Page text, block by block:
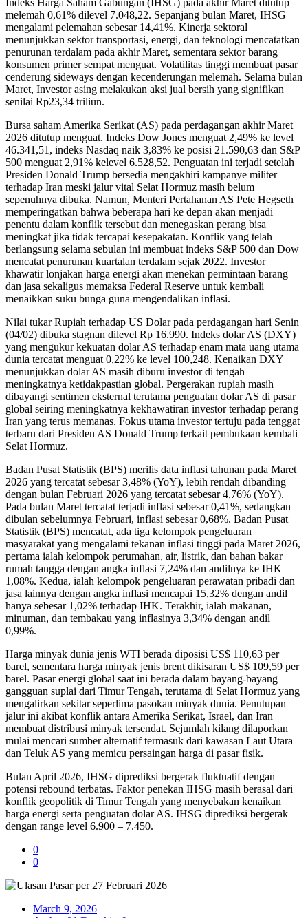
Indeks Harga Saham Gabungan (IHSG) pada akhir Maret ditutup
melemah 0,61% dilevel 7.048,22. Sepanjang bulan Maret, IHSG
mengalami pelemahan sebesar 14,41%. Kinerja sektoral
menunjukkan sektor transportasi, energi, dan teknologi mencatatkan
penurunan terdalam pada akhir Maret, sementara sektor barang
konsumen primer sempat menguat. Volatilitas tinggi membuat pasar
cenderung sideways dengan kecenderungan melemah. Selama bulan
Maret, Investor asing melakukan aksi jual bersih yang signifikan
senilai Rp23,34 triliun.
Bursa saham Amerika Serikat (AS) pada perdagangan akhir Maret
2026 ditutup menguat. Indeks Dow Jones menguat 2,49% ke level
46.341,51, indeks Nasdaq naik 3,83% ke posisi 21.590,63 dan S&P
500 menguat 2,91% kelevel 6.528,52. Penguatan ini terjadi setelah
Presiden Donald Trump bersedia mengakhiri kampanye militer
terhadap Iran meski jalur vital Selat Hormuz masih belum
sepenuhnya dibuka. Namun, Menteri Pertahanan AS Pete Hegseth
memperingatkan bahwa beberapa hari ke depan akan menjadi
penentu dalam konflik tersebut dan menegaskan perang bisa
meningkat jika tidak tercapai kesepakatan. Konflik yang telah
berlangsung selama sebulan ini membuat indeks S&P 500 dan Dow
mencatat penurunan kuartalan terdalam sejak 2022. Investor
khawatir lonjakan harga energi akan menekan permintaan barang
dan jasa sekaligus memaksa Federal Reserve untuk kembali
menaikkan suku bunga guna mengendalikan inflasi.
Nilai tukar Rupiah terhadap US Dolar pada perdagangan hari Senin
(04/02) dibuka stagnan dilevel Rp 16.990. Indeks dolar AS (DXY)
yang mengukur kekuatan dolar AS terhadap enam mata uang utama
dunia tercatat menguat 0,22% ke level 100,248. Kenaikan DXY
menunjukkan dolar AS masih diburu investor di tengah
meningkatnya ketidakpastian global. Pergerakan rupiah masih
dibayangi sentimen eksternal terutama penguatan dolar AS di pasar
global seiring meningkatnya kekhawatiran investor terhadap perang
Iran yang terus memanas. Fokus utama investor tertuju pada tenggat
terbaru dari Presiden AS Donald Trump terkait pembukaan kembali
Selat Hormuz.
Badan Pusat Statistik (BPS) merilis data inflasi tahunan pada Maret
2026 yang tercatat sebesar 3,48% (YoY), lebih rendah dibanding
dengan bulan Februari 2026 yang tercatat sebesar 4,76% (YoY).
Pada bulan Maret tercatat terjadi inflasi sebesar 0,41%, sedangkan
dibulan sebelumnya Februari, inflasi sebesar 0,68%. Badan Pusat
Statistik (BPS) mencatat, ada tiga kelompok pengeluaran
masyarakat yang mengalami tekanan inflasi tinggi pada Maret 2026,
pertama ialah kelompok perumahan, air, listrik, dan bahan bakar
rumah tangga dengan angka inflasi 7,24% dan andilnya ke IHK
1,08%. Kedua, ialah kelompok pengeluaran perawatan pribadi dan
jasa lainnya dengan angka inflasi mencapai 15,32% dengan andil
hanya sebesar 1,02% terhadap IHK. Terakhir, ialah makanan,
minuman, dan tembakau yang inflasinya 3,34% dengan andil
0,99%.
Harga minyak dunia jenis WTI berada diposisi US$ 110,63 per
barel, sementara harga minyak jenis brent dikisaran US$ 109,59 per
barel. Pasar energi global saat ini berada dalam bayang-bayang
gangguan suplai dari Timur Tengah, terutama di Selat Hormuz yang
mengalirkan sekitar seperlima pasokan minyak dunia. Penutupan
jalur ini akibat konflik antara Amerika Serikat, Israel, dan Iran
membuat distribusi minyak tersendat. Sejumlah kilang dilaporkan
mulai mencari sumber alternatif termasuk dari kawasan Laut Utara
dan Teluk AS yang memicu persaingan harga di pasar fisik.
Bulan April 2026, IHSG diprediksi bergerak fluktuatif dengan
potensi rebound terbatas. Faktor penekan IHSG masih berasal dari
konflik geopolitik di Timur Tengah yang menyebakan kenaikan
harga energi serta penguatan dolar AS. IHSG diprediksi bergerak
dengan range level 6.900 – 7.450.
0
0
March 9, 2026